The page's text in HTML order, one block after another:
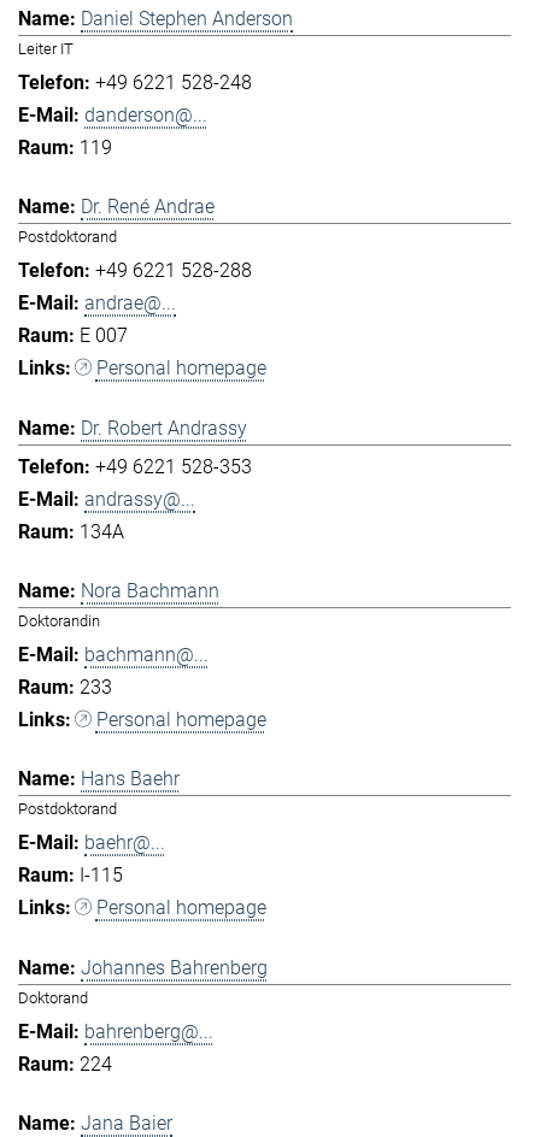
Daniel Stephen Anderson
Leiter IT
+49 6221 528-248
danderson@...
119
Dr. René Andrae
Postdoktorand
+49 6221 528-288
andrae@...
E 007
Personal homepage
Dr. Robert Andrassy
+49 6221 528-353
andrassy@...
134A
Nora Bachmann
Doktorandin
bachmann@...
233
Personal homepage
Hans Baehr
Postdoktorand
baehr@...
I-115
Personal homepage
Johannes Bahrenberg
Doktorand
bahrenberg@...
224
Jana Baier